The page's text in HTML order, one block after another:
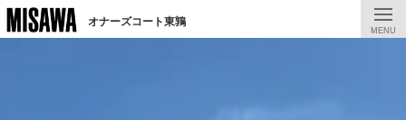
オナーズコート東鶉
MENU